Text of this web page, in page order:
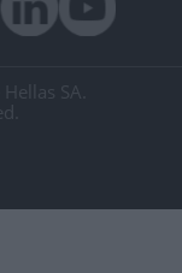
SA.